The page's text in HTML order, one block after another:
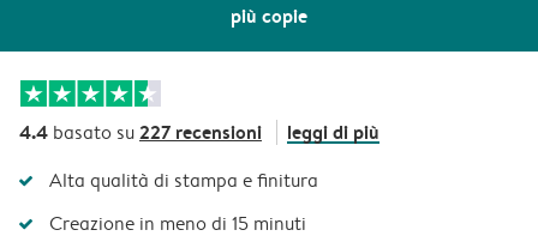
più copie
4.4 basato su227 recensioni leggi di più
Alta qualità di stampa e finitura
Creazione in meno di 15 minuti